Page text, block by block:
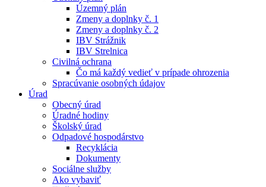
Územný plán
Zmeny a doplnky č. 1
Zmeny a doplnky č. 2
IBV Strážnik
IBV Strelnica
Civilná ochrana
Čo má každý vedieť v prípade ohrozenia
Spracúvanie osobných údajov
Úrad
Obecný úrad
Úradné hodiny
Školský úrad
Odpadové hospodárstvo
Recyklácia
Dokumenty
Sociálne služby
Ako vybaviť